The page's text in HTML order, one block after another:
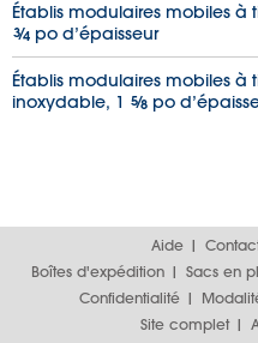
Établis modulaires mobiles à
3⁄4 po d’épaisseur
Établis modulaires mobiles à
inoxydable, 1 5⁄8 po
Aide
Boîtes d'expédition
Sacs en
Confidentialité
Site complet